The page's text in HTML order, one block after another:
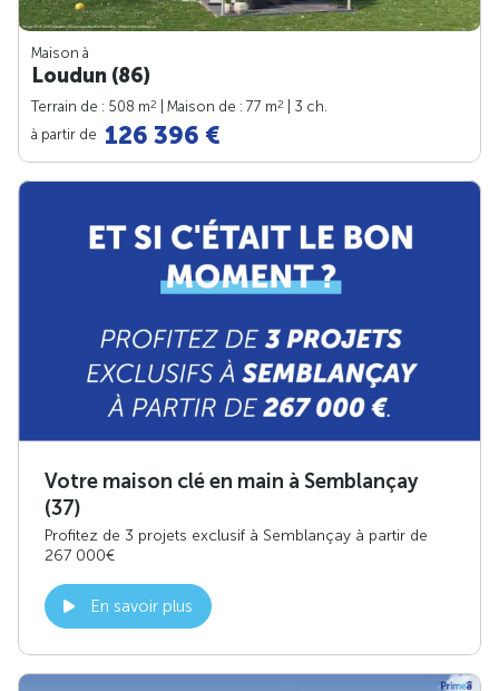
Maison à
Loudun (86)
Terrain de : 508 m2 | Maison de : 77 m2
| 3 ch.
à partir de 126 396 €
Votre maison clé en main à Semblançay
(37)
Profitez de 3 projets exclusif à Semblançay à partir de
267 000€
En savoir plus